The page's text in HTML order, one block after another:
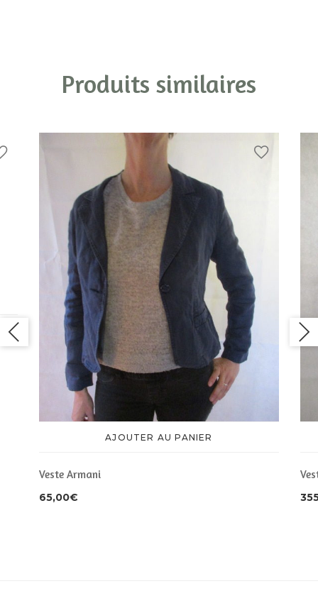
Produits similaires
AJOUTER AU PANIER
Veste Armani
65,00€